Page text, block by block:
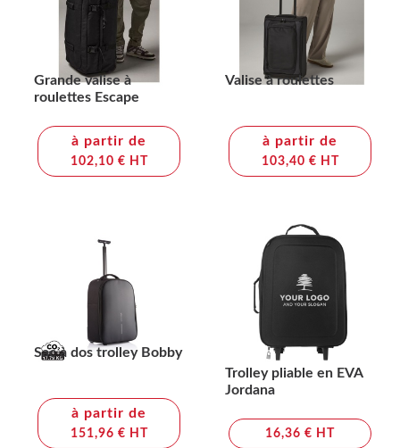
Grande valise à
roulettes Escape
à partir de
102,10 € HT
Valise à roulettes
à partir de
103,40 € HT
Sac à dos trolley Bobby
à partir de
151,96 € HT
Trolley pliable en EVA
Jordana
16,36 € HT